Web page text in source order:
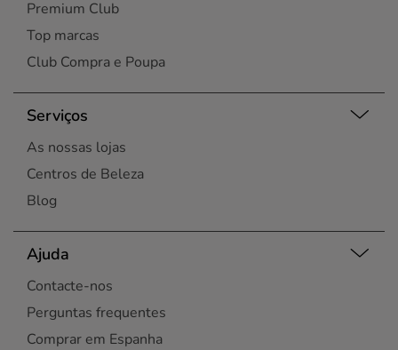
Premium Club
Top marcas
Club Compra e Poupa
Serviços
As nossas lojas
Centros de Beleza
Blog
Ajuda
Contacte-nos
Perguntas frequentes
Comprar em Espanha